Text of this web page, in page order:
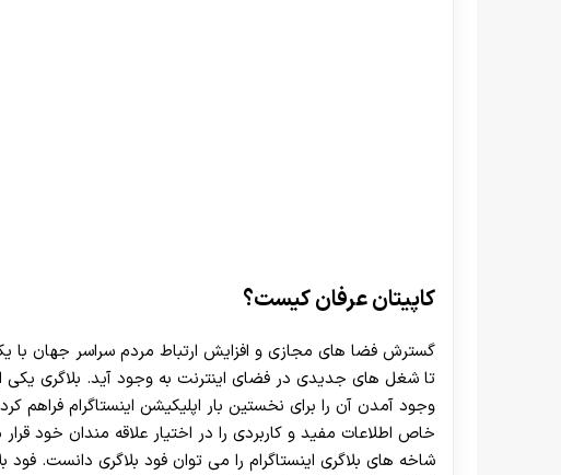
کاپیتان عرفان کیست؟
گسترش فضا های مجازی و افزایش ارتباط مردم سراسر جهان با
تا شغل های جدیدی در فضای اینترنت به وجود آید. بلاگری
وجود آمدن آن را برای نخستین بار اپلیکیشن اینستاگرام فراهم
خاص اطلاعات مفید و کاربردی را در اختیار علاقه مندان خود
شاخه ‌های بلاگری اینستاگرام را می توان فود بلاگری دانست.